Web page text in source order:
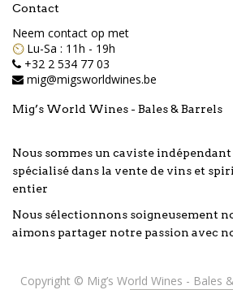
Contact
Neem contact op met
⏲️ Lu-Sa : 11h - 19h
+32 2 534 77 03
mig@migsworldwines.be
Mig’s World Wines - Bales & Barrels
Nous sommes un caviste indépendant
spécialisé dans la vente de vins et
entier
Nous sélectionnons soigneusement
aimons partager notre passion avec
Copyright © Mig’s World Wines - Bales